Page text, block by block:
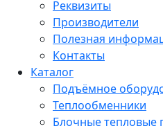
Реквизиты
Производители
Полезная
Контакты
Каталог
Подъёмное
Теплообменники
Блочные тепловые